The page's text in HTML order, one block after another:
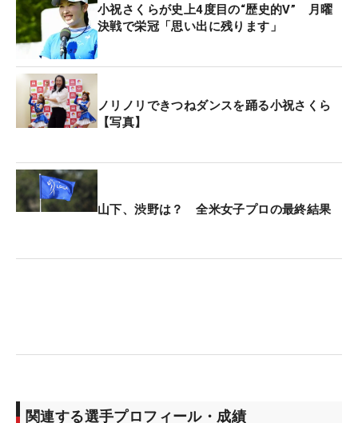
小祝さくらが史上4度目の“歴史的V” 月曜
決戦で栄冠「思い出に残ります」
ノリノリできつねダンスを踊る小祝さくら
【写真】
山下、渋野は？ 全米女子プロの最終結果
関連する選手プロフィール・成績